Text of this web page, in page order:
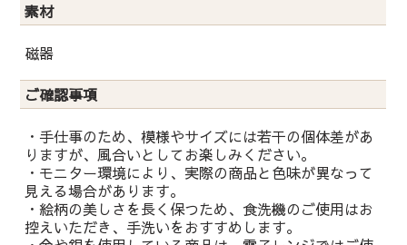
素材
磁器
ご確認事項
・手仕事のため、模様やサイズには若干の個体差があ
りますが、風合いとしてお楽しみください。
・モニター環境により、実際の商品と色味が異なって
見える場合があります。
・絵柄の美しさを長く保つため、食洗機のご使用はお
控えいただき、手洗いをおすすめします。